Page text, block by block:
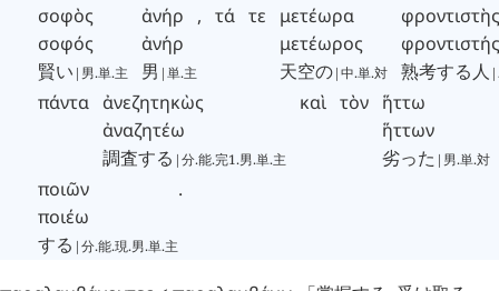
σοφὸς
σοφός
賢い |男.単.主
ἀνήρ
ἀνήρ
男 |単.主
, τά τε
μετέωρα
μετέωρος
天空の|中.単.対
φροντιστὴς
φροντιστής
熟考する人
πάντα ἀνεζητηκὼς
ἀναζητέω
調査する |分.能.完1.男.単.主
καὶ τὸν ἥττω
ἥττων
劣った |男.単.対
ποιῶν
ποιέω
する |分.能.現.男.単.主
.